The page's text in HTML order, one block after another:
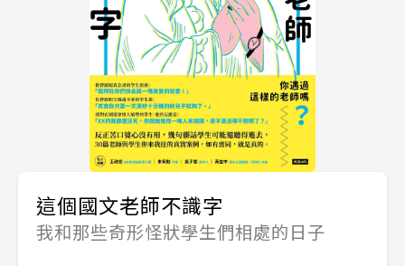
這個國文老師不識字
我和那些奇形怪狀學生們相處的日子